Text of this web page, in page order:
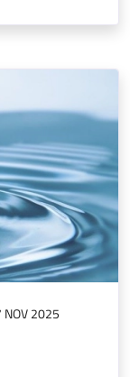
NOV 2025